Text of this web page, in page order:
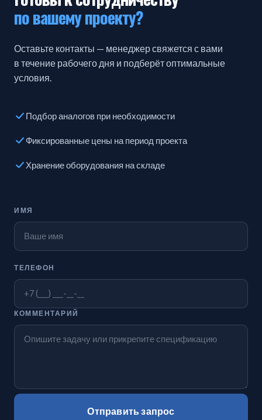
по вашему проекту?
Оставьте контакты — менеджер свяжется с вами
в течение рабочего дня и подберёт оптимальные
условия.
Подбор аналогов при необходимости
Фиксированные цены на период проекта
Хранение оборудования на складе
ИМЯ
ТЕЛЕФОН
КОММЕНТАРИЙ
Отправить запрос